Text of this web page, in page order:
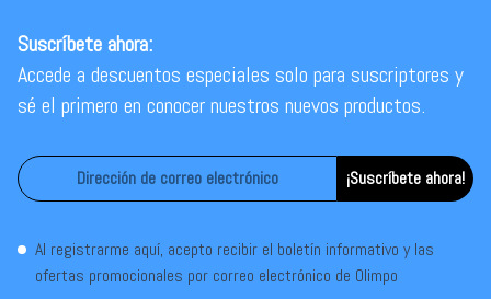
Suscríbete ahora:
Accede a descuentos especiales solo para suscriptores y
sé el primero en conocer nuestros nuevos productos.
¡Suscríbete ahora!
Al registrarme aquí, acepto recibir el boletín informativo y las
ofertas promocionales por correo electrónico de Olimpo